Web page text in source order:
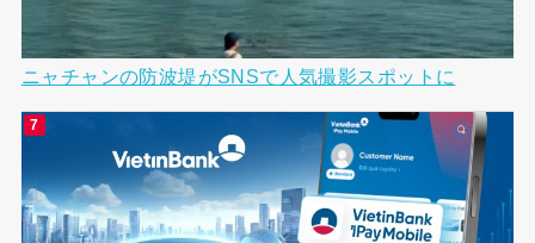
ニャチャンの防波堤がSNSで人気撮影スポットに